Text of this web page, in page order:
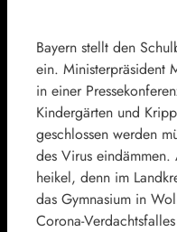
Bayern stellt den
ein. Ministerpräsident
in einer
Kindergärten und
geschlossen werden
des Virus
heikel, denn im
das Gymnasium in
Corona-